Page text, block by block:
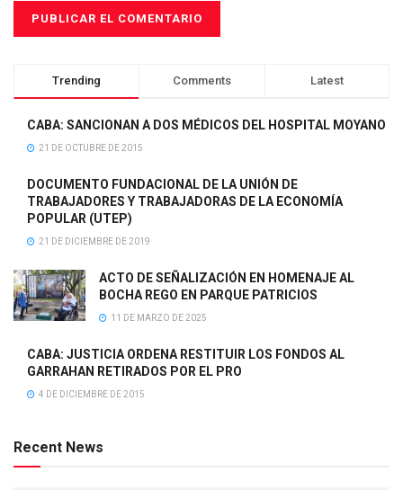
Trending Comments Latest
CABA: SANCIONAN A DOS MÉDICOS DEL HOSPITAL MOYANO
21 DE OCTUBRE DE 2015
DOCUMENTO FUNDACIONAL DE LA UNIÓN DE
TRABAJADORES Y TRABAJADORAS DE LA ECONOMÍA
POPULAR (UTEP)
21 DE DICIEMBRE DE 2019
ACTO DE SEÑALIZACIÓN EN HOMENAJE AL
BOCHA REGO EN PARQUE PATRICIOS
11 DE MARZO DE 2025
CABA: JUSTICIA ORDENA RESTITUIR LOS FONDOS AL
GARRAHAN RETIRADOS POR EL PRO
4 DE DICIEMBRE DE 2015
Recent News